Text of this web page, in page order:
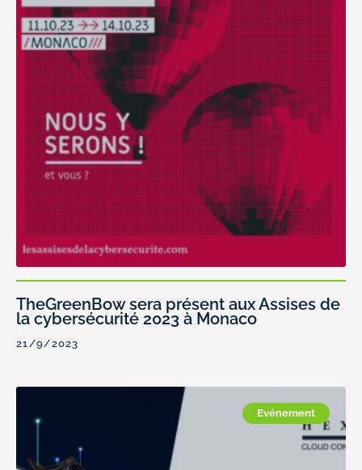
TheGreenBow sera présent aux Assises de
la cybersécurité 2023 à Monaco
21/9/2023
Evénement